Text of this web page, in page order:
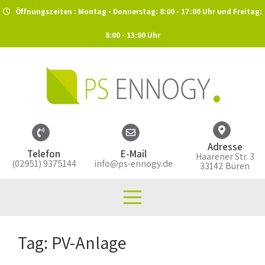
Öffnungszeiten : Montag - Donnerstag: 8:00 - 17:00 Uhr und Freitag:
8:00 - 13:00 Uhr
Telefon
(02951) 9375144
E-Mail
info@ps-ennogy.de
Adresse
Haarener Str. 3
33142 Büren
Tag: PV-Anlage